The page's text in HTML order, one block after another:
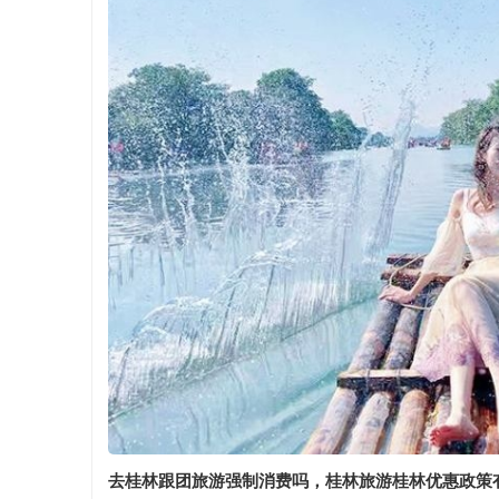
去桂林跟团旅游强制消费吗，桂林旅游桂林优惠政策